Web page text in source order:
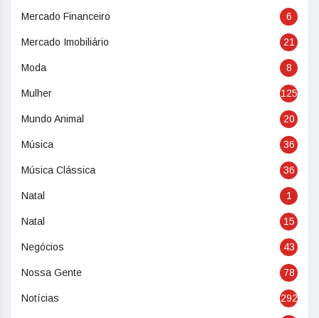
Mercado Financeiro 6
Mercado Imobiliário 21
Moda 8
Mulher 125
Mundo Animal 20
Música 36
Música Clássica 36
Natal 1
Natal 15
Negócios 43
Nossa Gente 78
Notícias 292